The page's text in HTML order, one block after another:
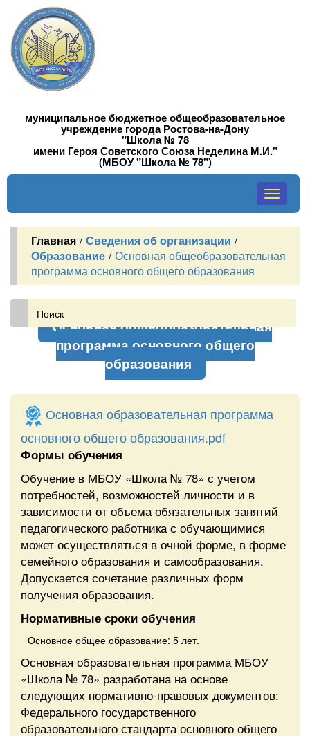
муниципальное бюджетное общеобразовательное
учреждение города Ростова-на-Дону
"Школа № 78
имени Героя Советского Союза Неделина М.И."
(МБОУ "Школа № 78")
Toggle
Главная / Сведения об организации /
Образование / Основная общеобразовательная
программа основного общего образования
Основная общеобразовательная
программа основного общего
образования
Основная образовательная программа
основного общего образования.pdf
Формы обучения
Обучение в МБОУ «Школа № 78» с учетом
потребностей, возможностей личности и в
зависимости от объема обязательных занятий
педагогического работника с обучающимися
может осуществляться в очной форме, в форме
семейного образования и самообразования.
Допускается сочетание различных форм
получения образования.
Нормативные сроки обучения
Основное общее образование: 5 лет.
Основная образовательная программа МБОУ
«Школа № 78» разработана на основе
следующих нормативно-правовых документов:
Федерального государственного
образовательного стандарта основного общего